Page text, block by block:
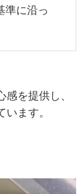
準に沿っ
を提供し、
ます。